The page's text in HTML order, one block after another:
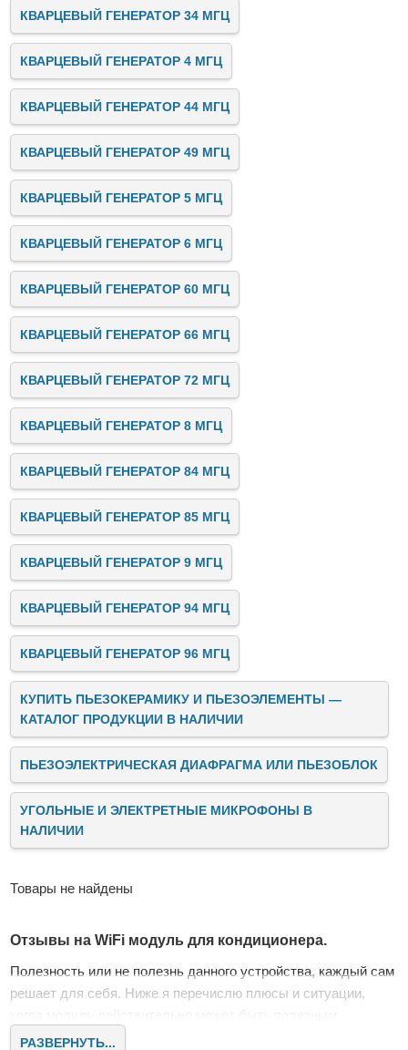
КВАРЦЕВЫЙ ГЕНЕРАТОР 34 МГЦ
КВАРЦЕВЫЙ ГЕНЕРАТОР 4 МГЦ
КВАРЦЕВЫЙ ГЕНЕРАТОР 44 МГЦ
КВАРЦЕВЫЙ ГЕНЕРАТОР 49 МГЦ
КВАРЦЕВЫЙ ГЕНЕРАТОР 5 МГЦ
КВАРЦЕВЫЙ ГЕНЕРАТОР 6 МГЦ
КВАРЦЕВЫЙ ГЕНЕРАТОР 60 МГЦ
КВАРЦЕВЫЙ ГЕНЕРАТОР 66 МГЦ
КВАРЦЕВЫЙ ГЕНЕРАТОР 72 МГЦ
КВАРЦЕВЫЙ ГЕНЕРАТОР 8 МГЦ
КВАРЦЕВЫЙ ГЕНЕРАТОР 84 МГЦ
КВАРЦЕВЫЙ ГЕНЕРАТОР 85 МГЦ
КВАРЦЕВЫЙ ГЕНЕРАТОР 9 МГЦ
КВАРЦЕВЫЙ ГЕНЕРАТОР 94 МГЦ
КВАРЦЕВЫЙ ГЕНЕРАТОР 96 МГЦ
КУПИТЬ ПЬЕЗОКЕРАМИКУ И ПЬЕЗОЭЛЕМЕНТЫ —
КАТАЛОГ ПРОДУКЦИИ В НАЛИЧИИ
ПЬЕЗОЭЛЕКТРИЧЕСКАЯ ДИАФРАГМА ИЛИ ПЬЕЗОБЛОК
УГОЛЬНЫЕ И ЭЛЕКТРЕТНЫЕ МИКРОФОНЫ В
НАЛИЧИИ
Товары не найдены
Отзывы на WiFi модуль для кондиционера.
Полезность или не полезнь данного устройства, каждый сам
решает для себя. Ниже я перечислю плюсы и ситуации,
Подключение к Алисе, Марусе, Сбер и другим голосовым
РАЗВЕРНУТЬ...